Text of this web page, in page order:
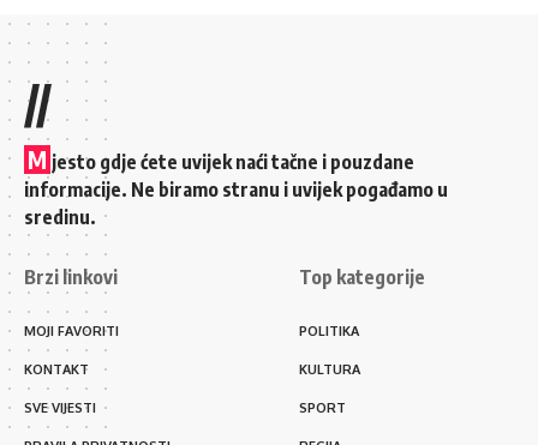
//
M jesto gdje ćete uvijek naći tačne i pouzdane
informacije. Ne biramo stranu i uvijek pogađamo u
sredinu.
Brzi linkovi
MOJI FAVORITI
KONTAKT
SVE VIJESTI
Top kategorije
POLITIKA
KULTURA
SPORT